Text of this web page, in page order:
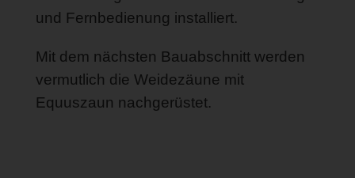
und Fernbedienung installiert.
Mit dem nächsten Bauabschnitt werden
vermutlich die Weidezäune mit
Equuszaun nachgerüstet.